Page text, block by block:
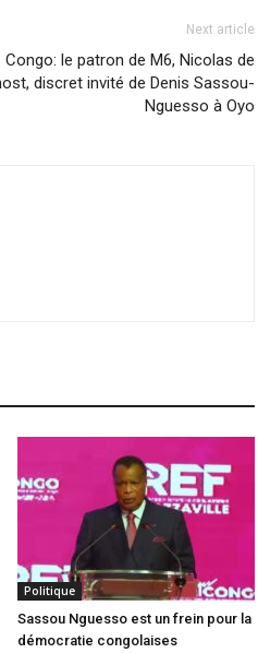
Next article
le patron de M6, Nicolas de
discret invité de Denis Sassou-
Nguesso à Oyo
Politique
Sassou Nguesso est un frein pour la
démocratie congolaises